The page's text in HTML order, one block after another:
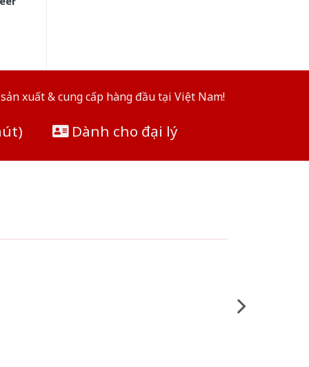
xuất & cung cấp hàng đầu tại Việt Nam!
Dành cho đại lý